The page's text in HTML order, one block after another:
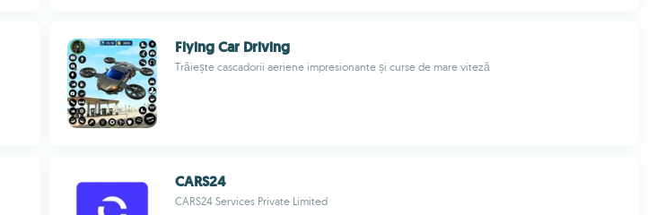
Flying Car Driving
Trăiește cascadorii aeriene impresionante și curse de mare viteză
CARS24
CARS24 Services Private Limited